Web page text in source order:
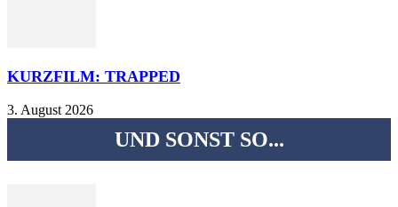
KURZFILM: TRAPPED
3. August 2026
UND SONST SO...